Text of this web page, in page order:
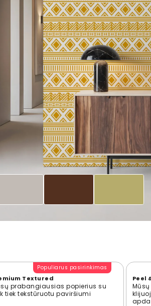
Populiarus pasirinkimas
Textured
prabangiausias popierius su
tiek tekstūruotu paviršiumi
Peel